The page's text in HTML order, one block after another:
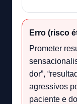
Erro (risco
Prometer
dor”,
agressivos
paciente e